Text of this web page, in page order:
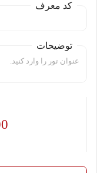
کد معرف
توضیحات